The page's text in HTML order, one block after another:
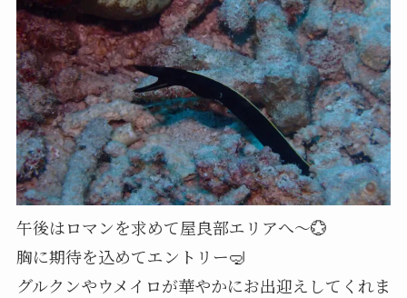
午後はロマンを求めて屋良部エリアへ～💮
胸に期待を込めてエントリー🤿
グルクンやウメイロが華やかにお出迎えしてくれま